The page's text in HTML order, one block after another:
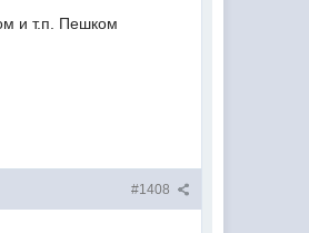
и т.п. Пешком
#1408